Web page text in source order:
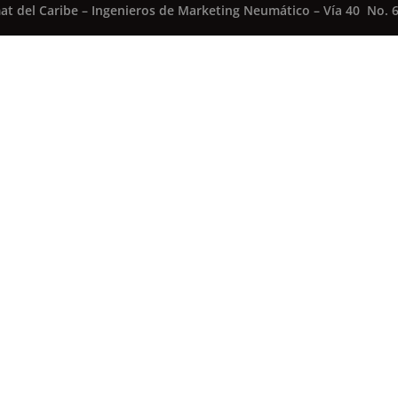
del Caribe – Ingenieros de Marketing Neumático – Vía 40 No.